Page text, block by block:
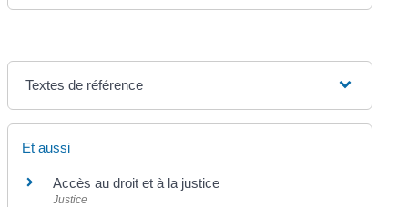
Textes de référence
Et aussi
Accès au droit et à la justice
Justice